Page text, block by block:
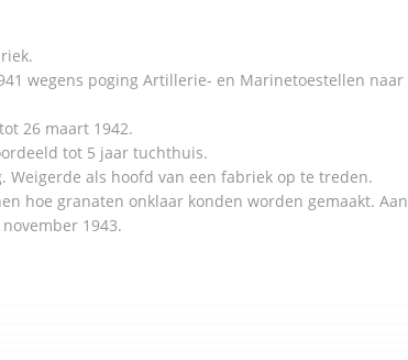
wegens poging Artillerie- en Marinetoestellen naar
26 maart 1942.
tot 5 jaar tuchthuis.
Weigerde als hoofd van een fabriek op te treden.
hoe granaten onklaar konden worden gemaakt. Aan
1943.